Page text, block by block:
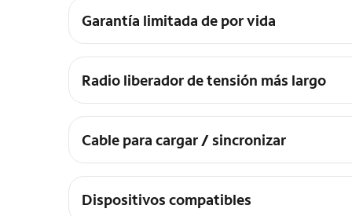
Garantía limitada de por vida
La garantía de Ventev certifica que nuestros
Radio liberador de tensión más largo
Radio liberador de tensión más largo: los
Cable para cargar / sincronizar
Sincroniza música y fotos desde/hacia tu
Dispositivos compatibles